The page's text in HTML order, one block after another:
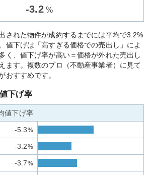
-3.2 %
された物件が成約するまでには平均で3.2%
値下げは「高すぎる価格での売出し」によ
く、値下げ率が高い＝価格が外れた売出し
ます。複数のプロ（不動産事業者）に見て
おすすめです。
下げ率
値下げ率
-5.3%
-3.2%
-3.7%